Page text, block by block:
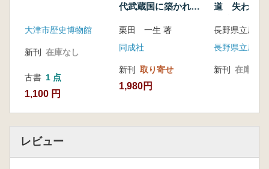
大津市歴史博物館
新刊 在庫なし
古書 1 点
1,100 円
代武蔵国に築かれた
栗田 一生 著
同成社
新刊 取り寄せ
1,980円
道 失われた
長野県立歴
長野県立歴史
新刊 在庫なし
レビュー